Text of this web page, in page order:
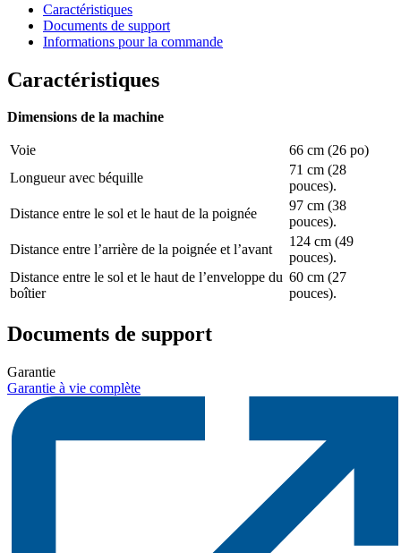
Caractéristiques
Documents de support
Informations pour la commande
Caractéristiques
Dimensions de la machine
Voie
66 cm (26 po)
Longueur avec béquille
71 cm (28
pouces).
Distance entre le sol et le haut de la poignée
97 cm (38
pouces).
Distance entre l’arrière de la poignée et l’avant
124 cm (49
pouces).
Distance entre le sol et le haut de l’enveloppe du
boîtier
60 cm (27
pouces).
Documents de support
Garantie
Garantie à vie complète